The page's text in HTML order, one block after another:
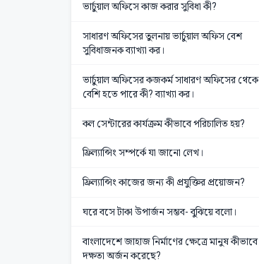
ভার্চুয়াল অফিসে কাজ করার সুবিধা কী?
সাধারণ অফিসের তুলনায় ভার্চুয়াল অফিস বেশ
সুবিধাজনক ব্যাখ্যা কর।
ভার্চুয়াল অফিসের কজকর্ম সাধারণ অফিসের থেকে
বেশি হতে পারে কী? ব্যাখ্যা কর।
কল সেন্টারের কার্যক্রম কীভাবে পরিচালিত হয়?
ফ্রিল্যান্সিং সম্পর্কে যা জানো লেখ।
ফ্রিল্যান্সিং কাজের জন্য কী প্রযুক্তির প্রয়োজন?
ঘরে বসে টাকা উপার্জন সম্ভব- বুঝিয়ে বলো।
বাংলাদেশে জাহাজ নির্মাণের ক্ষেত্রে মানুষ কীভাবে
দক্ষতা অর্জন করেছে?